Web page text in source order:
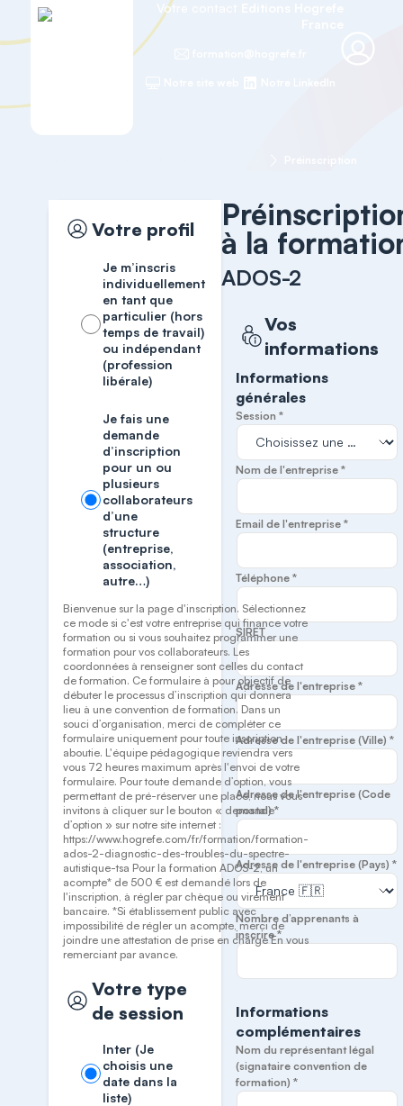
Votre contact
Votre profil
Je m’inscris
individuellement
en tant que
particulier (hors
temps de travail)
ou indépendant
(profession
libérale)
Je fais une
demande
d’inscription
pour un ou
plusieurs
collaborateurs
d’une
structure
(entreprise,
association,
autre…)
Bienvenue sur la page d'inscription. Sélectionnez
ce mode si c'est votre entreprise qui finance votre
formation ou si vous souhaitez programmer une
formation pour vos collaborateurs. Les
coordonnées à renseigner sont celles du contact
de formation. Ce formulaire à pour objectif de
débuter le processus d’inscription qui donnera
lieu à une convention de formation. Dans un
souci d’organisation, merci de compléter ce
formulaire uniquement pour toute inscription
aboutie. L'équipe pédagogique reviendra vers
vous 72 heures maximum après l'envoi de votre
formulaire. Pour toute demande d’option, vous
permettant de pré-réserver une place, nous vous
invitons à cliquer sur le bouton « demande
d’option » sur notre site internet :
https://www.hogrefe.com/fr/formation/formation-
ados-2-diagnostic-des-troubles-du-spectre-
autistique-tsa Pour la formation ADOS-2, un
acompte* de 500 € est demandé lors de
l'inscription, à régler par chèque ou virement
bancaire. *Si établissement public avec
impossibilité de régler un acompte, merci de
joindre une attestation de prise en charge En vous
remerciant par avance.
Votre type
de session
Inter (Je
choisis une
date dans la
liste)
à la
ADOS-2
Vos
informations
Informations
générales
Session *
Nom de l'entreprise *
Email de l'entreprise *
Téléphone *
SIRET
Adresse de l'entreprise *
Adresse de l'entreprise (Ville) *
Adresse de l'entreprise (Code
postal) *
Adresse de l'entreprise (Pays) *
Nombre d’apprenants à
inscrire *
Informations
complémentaires
Nom du représentant légal
(signataire convention de
formation) *